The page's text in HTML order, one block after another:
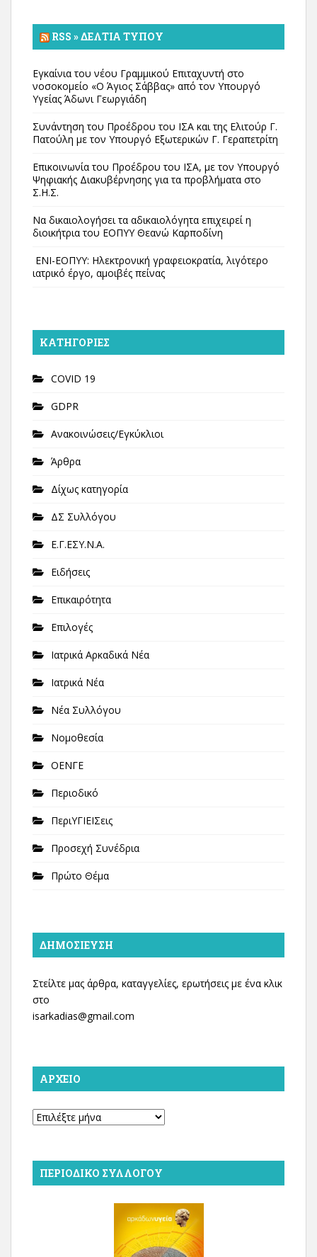
RSS » ΔΕΛΤΊΑ ΤΎΠΟΥ
Εγκαίνια του νέου Γραμμικού Επιταχυντή στο
νοσοκομείο «Ο Άγιος Σάββας» από τον Υπουργό
Υγείας Άδωνι Γεωργιάδη
Συνάντηση του Προέδρου του ΙΣΑ και της Ελιτούρ Γ.
Πατούλη με τον Υπουργό Εξωτερικών Γ. Γεραπετρίτη
Επικοινωνία του Προέδρου του ΙΣΑ, με τον Υπουργό
Ψηφιακής Διακυβέρνησης για τα προβλήματα στο
Σ.Η.Σ.
Να δικαιολογήσει τα αδικαιολόγητα επιχειρεί η
διοικήτρια του ΕΟΠΥΥ Θεανώ Καρποδίνη
ΕΝΙ-ΕΟΠΥΥ: Ηλεκτρονική γραφειοκρατία, λιγότερο
ιατρικό έργο, αμοιβές πείνας
KΑΤΗΓΟΡΊΕΣ
COVID 19
GDPR
Ανακοινώσεις/Εγκύκλιοι
Άρθρα
Δίχως κατηγορία
ΔΣ Συλλόγου
Ε.Γ.ΕΣΥ.Ν.Α.
Ειδήσεις
Επικαιρότητα
Επιλογές
Ιατρικά Αρκαδικά Νέα
Ιατρικά Νέα
Νέα Συλλόγου
Νομοθεσία
ΟΕΝΓΕ
Περιοδικό
ΠεριΥΓΙΕΙΣεις
Προσεχή Συνέδρια
Πρώτο Θέμα
ΔΗΜΟΣΊΕΥΣΗ
Στείλτε μας άρθρα, καταγγελίες, ερωτήσεις με ένα κλικ
στο
isarkadias@gmail.com
ΑΡΧΕΊΟ
Αρχείο
ΠΕΡΙΟΔΙΚΌ ΣΥΛΛΌΓΟΥ